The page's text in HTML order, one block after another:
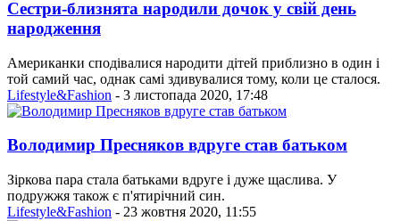
Сестри-близнята народили дочок у свій день
народження
Американки сподівалися народити дітей приблизно в один і
той самий час, однак самі здивувалися тому, коли це сталося.
Lifestyle&Fashion - 3 листопада 2020, 17:48
Володимир Пресняков вдруге став батьком
Зіркова пара стала батьками вдруге і дуже щаслива. У
подружжя також є п'ятирічний син.
Lifestyle&Fashion - 23 жовтня 2020, 11:55